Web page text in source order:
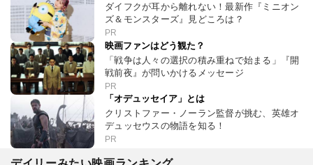
ダイフクが耳から離れない！最新作『ミニオン
ズ＆モンスターズ』見どころは？
PR
映画ファンはどう観た？
「戦争は人々の選択の積み重ねで始まる」『開
戦前夜』が問いかけるメッセージ
PR
「オデュッセイア」とは
クリストファー・ノーラン監督が挑む、英雄オ
デュッセウスの物語を知る！
PR